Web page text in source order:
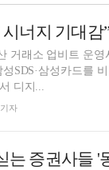
거래소 업비트 운
SDS·삼성카드를
디지...
자